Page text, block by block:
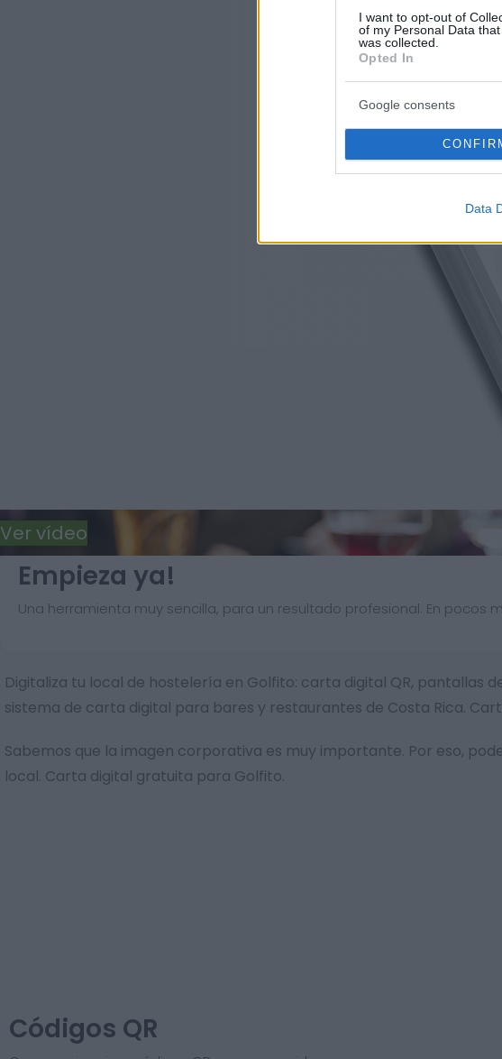
I want to opt-out of
of my Personal Data
was collected.
Opted In
Google consents
Data
Empieza ya!
Una herramienta muy sencilla, para un resultado profesional. En pocos
Digitaliza tu local de hostelería en Golfito: carta digital QR, pantallas
sistema de carta digital para bares y restaurantes de Costa Rica.
Sabemos que la imagen corporativa es muy importante. Por eso,
local. Carta digital gratuita para Golfito.
Ver vídeo
Códigos QR